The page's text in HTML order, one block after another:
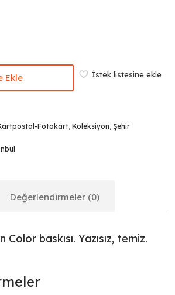
Ekle İstek listesine ekle
Fotokart, Koleksiyon, Şehir
Değerlendirmeler (0)
Color baskısı. Yazısız, temiz.